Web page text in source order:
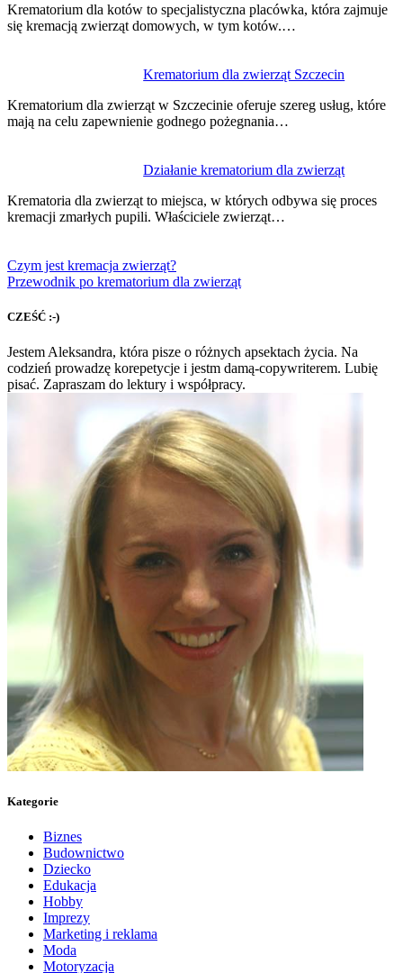
Krematorium dla kotów to specjalistyczna placówka, która zajmuje
się kremacją zwierząt domowych, w tym kotów.…
Krematorium dla zwierząt Szczecin
Krematorium dla zwierząt w Szczecinie oferuje szereg usług, które
mają na celu zapewnienie godnego pożegnania…
Działanie krematorium dla zwierząt
Krematoria dla zwierząt to miejsca, w których odbywa się proces
kremacji zmarłych pupili. Właściciele zwierząt…
Czym jest kremacja zwierząt?
Przewodnik po krematorium dla zwierząt
CZEŚĆ :-)
Jestem Aleksandra, która pisze o różnych apsektach życia. Na
codzień prowadzę korepetycje i jestm damą-copywriterem. Lubię
pisać. Zapraszam do lektury i współpracy.
Kategorie
Biznes
Budownictwo
Dziecko
Edukacja
Hobby
Imprezy
Marketing i reklama
Moda
Motoryzacja